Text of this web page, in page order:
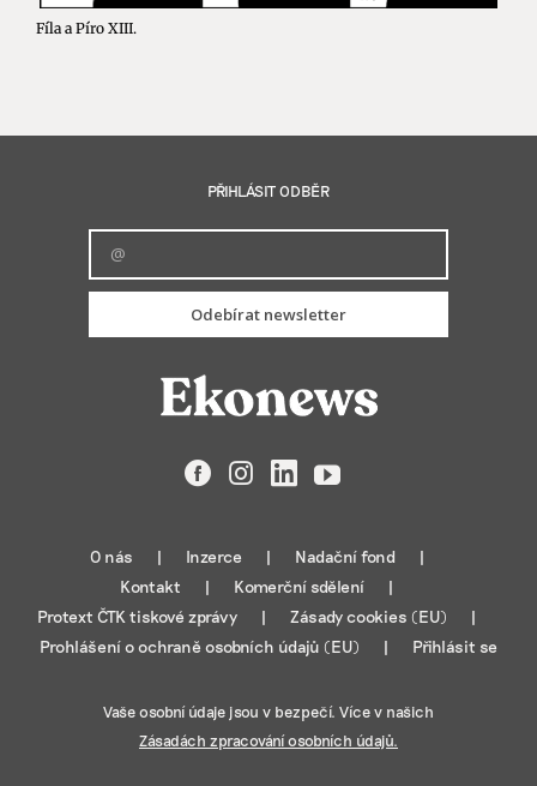
Fíla a Píro XIII.
PŘIHLÁSIT ODBĚR
Odebírat newsletter
FacebookInstagramLinkedIn
YouTube
O nás Inzerce
Nadační fond
Kontakt
Komerční sdělení
Protext ČTK tiskové zprávy
Zásady cookies (EU)
Prohlášení o ochraně osobních údajů (EU)
Přihlásit se
Vaše osobní údaje jsou v bezpečí. Více v našich
Zásadách zpracování osobních údajů.